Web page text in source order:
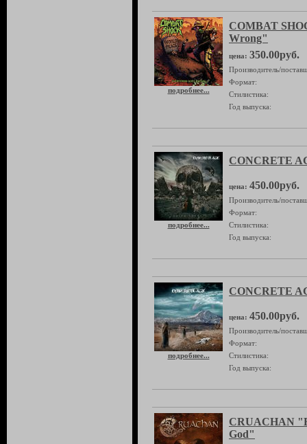
подробнее...
COMBAT
Wrong"
цена: 350.00руб.
Производитель/
Формат:
Стилистика:
Год выпуска:
подробнее...
CONCRETE
цена: 450.00руб.
Производитель/
Формат:
Стилистика:
Год выпуска:
подробнее...
CONCRETE
цена: 450.00руб.
Производитель/
Формат:
Стилистика:
Год выпуска:
CRUACHAN
God"